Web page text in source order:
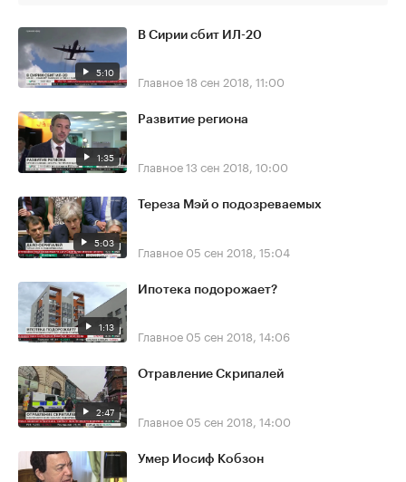
5:10
В Сирии сбит ИЛ-20
Главное18 сен 2018, 11:00
1:35
Развитие региона
Главное13 сен 2018, 10:00
5:03
Тереза Мэй о подозреваемых
Главное 05 сен 2018, 15:04
1:13
Ипотека подорожает?
Главное 05 сен 2018, 14:06
2:47
Отравление Скрипалей
Главное 05 сен 2018, 14:00
Умер Иосиф Кобзон